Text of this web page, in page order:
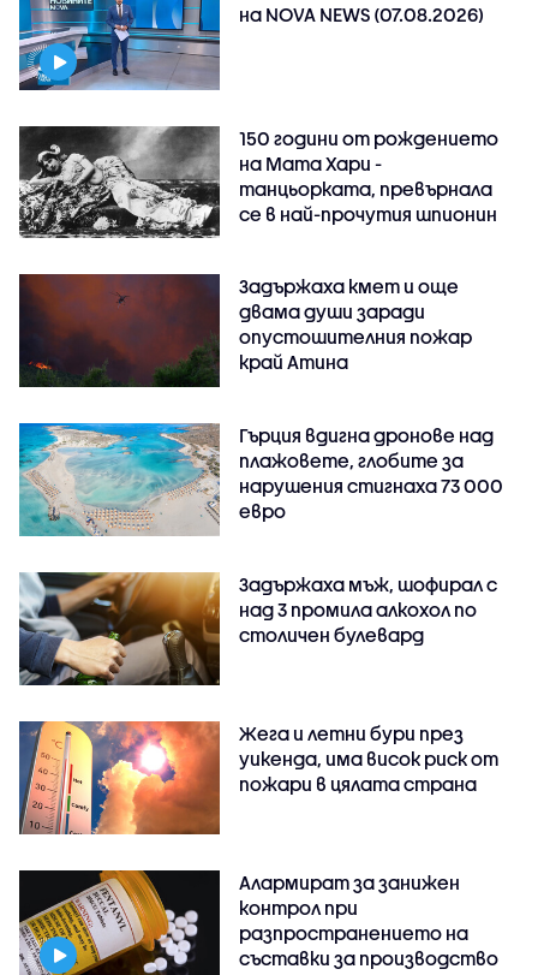
на NOVA NEWS (07.08.2026)
150 години от рождението
на Мата Хари -
танцьорката, превърнала
се в най-прочутия шпионин
Задържаха кмет и още
двама души заради
опустошителния пожар
край Атина
Гърция вдигна дронове над
плажовете, глобите за
нарушения стигнаха 73 000
евро
Задържаха мъж, шофирал с
над 3 промила алкохол по
столичен булевард
Жега и летни бури през
уикенда, има висок риск от
пожари в цялата страна
Алармират за занижен
контрол при
разпространението на
съставки за производство